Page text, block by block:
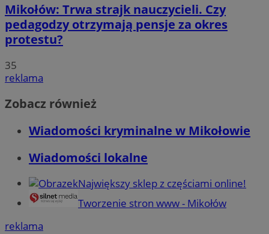
Mikołów: Trwa strajk nauczycieli. Czy
pedagodzy otrzymają pensje za okres
protestu?
35
reklama
Zobacz również
Wiadomości kryminalne w Mikołowie
Wiadomości lokalne
Największy sklep z częściami online!
Tworzenie stron www - Mikołów
reklama